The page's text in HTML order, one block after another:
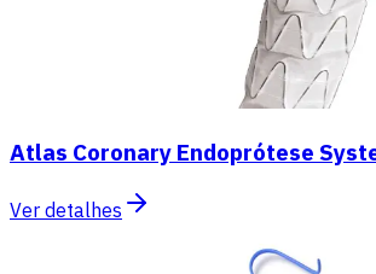
Atlas Coronary Endoprótese
Ver detalhes